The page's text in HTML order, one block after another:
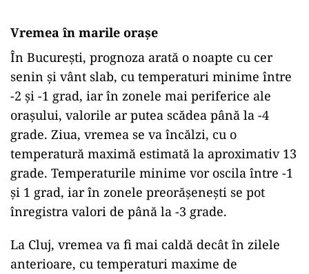
Vremea în marile orașe
În București, prognoza arată o noapte cu cer
senin și vânt slab, cu temperaturi minime între
-2 și -1 grad, iar în zonele mai periferice ale
orașului, valorile ar putea scădea până la -4
grade. Ziua, vremea se va încălzi, cu o
temperatură maximă estimată la aproximativ 13
grade. Temperaturile minime vor oscila între -1
și 1 grad, iar în zonele preorășenești se pot
înregistra valori de până la -3 grade.
La Cluj, vremea va fi mai caldă decât în zilele
anterioare, cu temperaturi maxime de